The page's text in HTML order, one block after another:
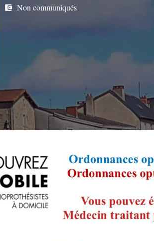
account_balance_wallet Non communiqués